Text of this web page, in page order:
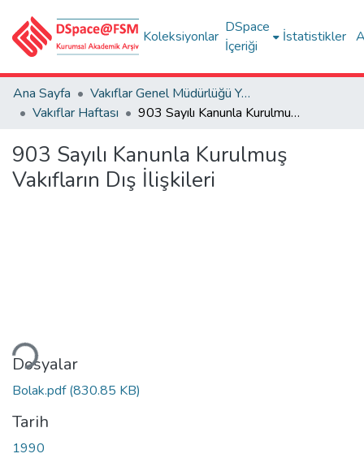
Koleksiyonlar
DSpace
İçeriği
İstatistikler
Ana Sayfa
Vakıflar Genel Müdürlüğü Yayınları
Vakıflar Haftası
903 Sayılı Kanunla Kurulmuş Vakıfların Dış İlişkileri
903 Sayılı Kanunla Kurulmuş
Vakıfların Dış İlişkileri
Dosyalar
Bolak.pdf(830.85 KB)
Tarih
1990